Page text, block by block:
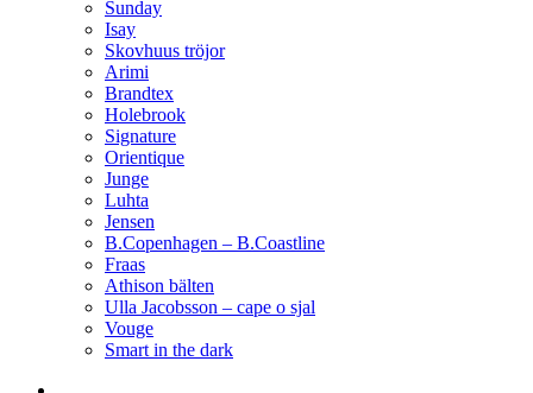
Sunday
Isay
Skovhuus tröjor
Arimi
Brandtex
Holebrook
Signature
Orientique
Junge
Luhta
Jensen
B.Copenhagen – B.Coastline
Fraas
Athison bälten
Ulla Jacobsson – cape o sjal
Vouge
Smart in the dark